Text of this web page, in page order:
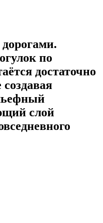
по
достаточно
слой